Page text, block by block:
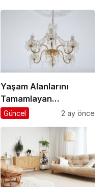
Yaşam Alanlarını
Tamamlayan
Aydınlatma Seçimleri
Güncel 2 ay önce